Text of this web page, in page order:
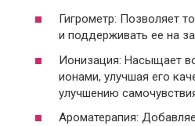
Гигрометр: Позволяет
и поддерживать ее на
Ионизация: Насыщает
ионами, улучшая его
улучшению
Ароматерапия: